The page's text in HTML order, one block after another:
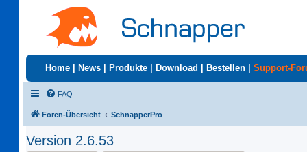
Home News Produkte Download Bestellen Support-
FAQ
Foren-Übersicht SchnapperPro
Version 2.6.53